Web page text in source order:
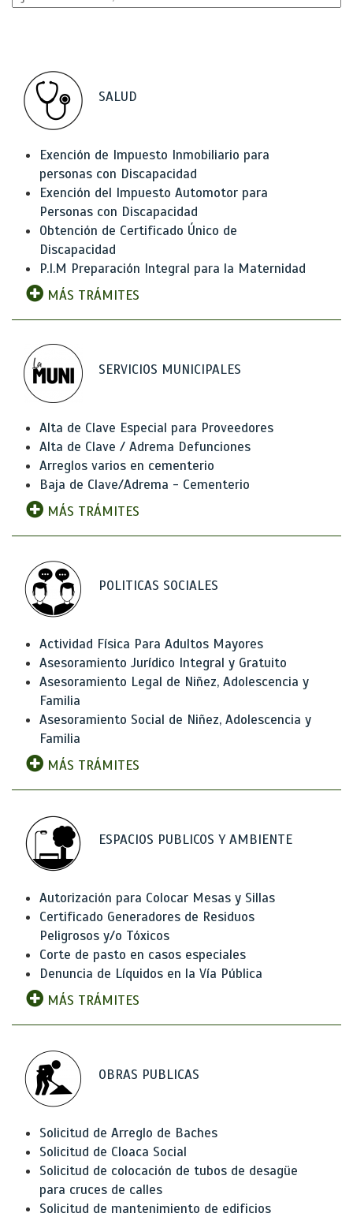
SALUD
Exención de Impuesto Inmobiliario para
personas con Discapacidad
Exención del Impuesto Automotor para
Personas con Discapacidad
Obtención de Certificado Único de
Discapacidad
P.I.M Preparación Integral para la Maternidad
MÁS TRÁMITES
SERVICIOS MUNICIPALES
Alta de Clave Especial para Proveedores
Alta de Clave / Adrema Defunciones
Arreglos varios en cementerio
Baja de Clave/Adrema - Cementerio
MÁS TRÁMITES
POLITICAS SOCIALES
Actividad Física Para Adultos Mayores
Asesoramiento Jurídico Integral y Gratuito
Asesoramiento Legal de Niñez, Adolescencia y
Familia
Asesoramiento Social de Niñez, Adolescencia y
Familia
MÁS TRÁMITES
ESPACIOS PUBLICOS Y AMBIENTE
Autorización para Colocar Mesas y Sillas
Certificado Generadores de Residuos
Peligrosos y/o Tóxicos
Corte de pasto en casos especiales
Denuncia de Líquidos en la Vía Pública
MÁS TRÁMITES
OBRAS PUBLICAS
Solicitud de Arreglo de Baches
Solicitud de Cloaca Social
Solicitud de colocación de tubos de desagüe
para cruces de calles
Solicitud de mantenimiento de edificios